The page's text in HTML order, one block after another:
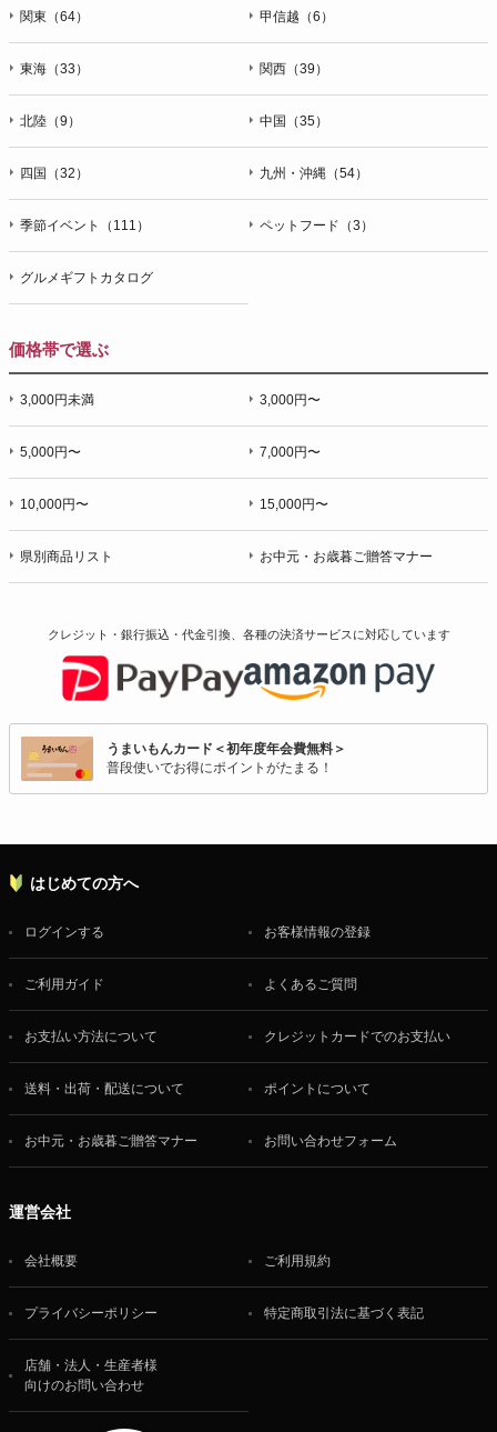
関東（64） 甲信越（6）
東海（33） 関西（39）
北陸（9） 中国（35）
四国（32） 九州・沖縄（54）
季節イベント（111） ペットフード（3）
グルメギフトカタログ
価格帯で選ぶ
3,000円未満 3,000円〜
5,000円〜 7,000円〜
10,000円〜 15,000円〜
県別商品リスト お中元・お歳暮ご贈答マナー
クレジット・銀行振込・代金引換、各種の決済サービスに対応しています
うまいもんカード＜初年度年会費無料＞
普段使いでお得にポイントがたまる！
はじめての方へ
ログインする お客様情報の登録
ご利用ガイド よくあるご質問
お支払い方法について クレジットカードでのお支払い
送料・出荷・配送について ポイントについて
お中元・お歳暮ご贈答マナー お問い合わせフォーム
運営会社
会社概要 ご利用規約
プライバシーポリシー 特定商取引法に基づく表記
店舗・法人・生産者様
向けのお問い合わせ